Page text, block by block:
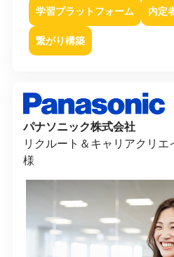
学習プラットフォーム 内定
繋がり構築
パナソニック株式会社
リクルート＆キャリアクリエ
様